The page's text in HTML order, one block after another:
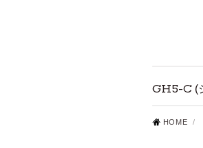
GH5-C (
HOME /